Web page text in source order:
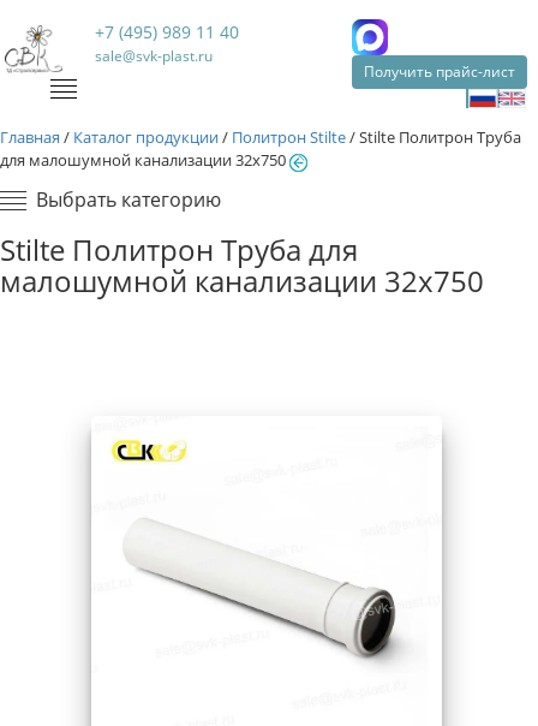
+7 (495) 989 11 40
sale@svk-plast.ru
Получить прайс-лист
Главная / Каталог продукции/ Политрон Stilte/Stilte Политрон Труба
для малошумной канализации 32х750
Выбрать категорию
Stilte Политрон Труба для
малошумной канализации 32х750